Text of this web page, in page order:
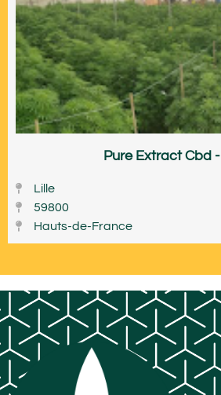
Pure Extract Cbd
Lille
59800
Hauts-de-France